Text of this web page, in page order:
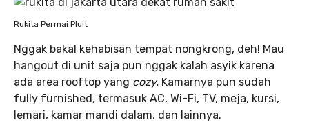
Rukita Permai Pluit
Nggak bakal kehabisan tempat nongkrong, deh! Mau
hangout di unit saja pun nggak kalah asyik karena
ada area rooftop yang cozy. Kamarnya pun sudah
fully furnished, termasuk AC, Wi-Fi, TV, meja, kursi,
lemari, kamar mandi dalam, dan lainnya.